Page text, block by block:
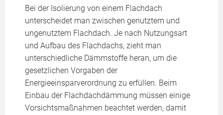
Bei der Isolierung von einem Flachdach
unterscheidet man zwischen genutztem und
ungenutztem Flachdach. Je nach Nutzungsart
und Aufbau des Flachdachs, zieht man
unterschiedliche Dämmstoffe heran, um die
gesetzlichen Vorgaben der
Energieeinsparverordnung zu erfüllen. Beim
Einbau der Flachdachdämmung müssen einige
Vorsichtsmaßnahmen beachtet werden, damit